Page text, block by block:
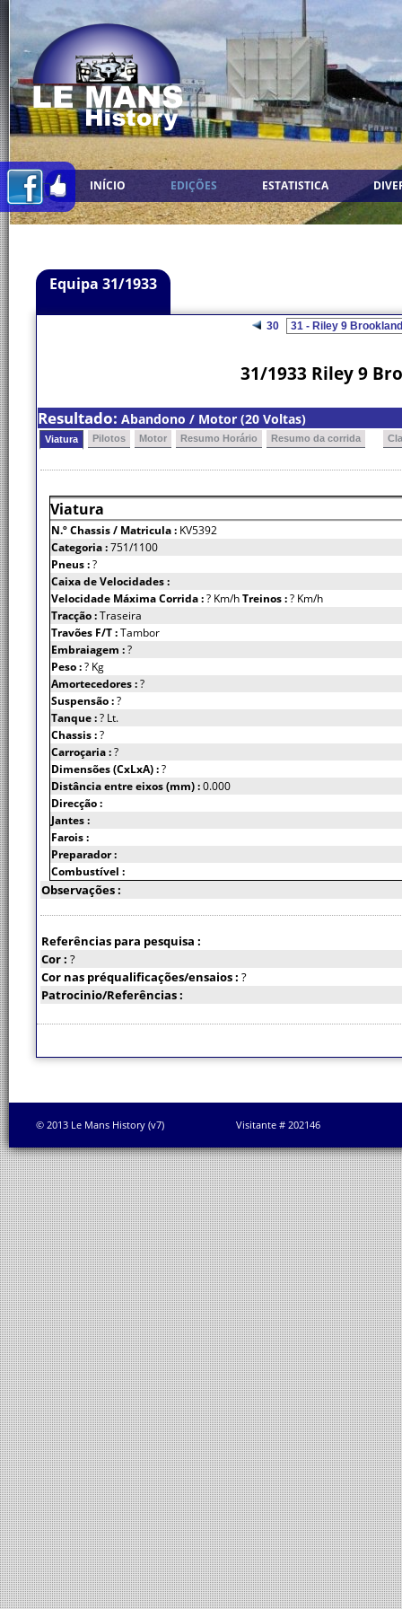
INÍCIO EDIÇÕES ESTATISTICA
Equipa 31/1933
30
31/1933 Riley 9
Resultado: Abandono / Motor (20 Voltas)
Viatura Pilotos Motor Resumo Horário Resumo da corrida
Viatura
N.º Chassis/ Matricula : KV5392
Categoria :751/1100
Pneus :?
Caixa de Velocidades :
Velocidade Máxima Corrida :? Km/hTreinos :? Km/h
Tracção :Traseira
Travões F/T :Tambor
Embraiagem :?
Peso :? Kg
Amortecedores :?
Suspensão :?
Tanque :? Lt.
Chassis :?
Carroçaria :?
Dimensões (CxLxA) :?
Distância entre eixos (mm) :0.000
Direcção :
Jantes :
Farois :
Preparador :
Combustível :
Observações :
Referências para pesquisa :
Cor : ?
Cor nas préqualificações/ensaios : ?
Patrocinio/Referências :
© 2013 Le Mans History (v7) Visitante # 202146